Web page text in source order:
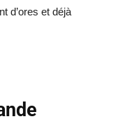
d’ores et déjà